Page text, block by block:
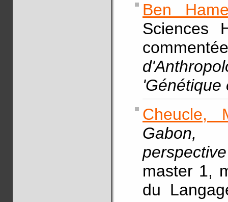
Ben
Sciences
'Génétique
Cheucle,
Gabon,
master 1,
du